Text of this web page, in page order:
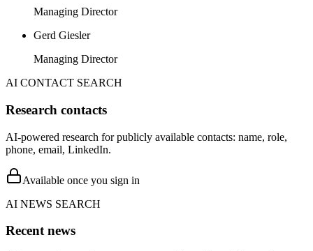
Managing Director
Gerd Giesler
Managing Director
AI CONTACT SEARCH
Research contacts
AI-powered research for publicly available contacts: name, role,
phone, email, LinkedIn.
Available once you sign in
AI NEWS SEARCH
Recent news